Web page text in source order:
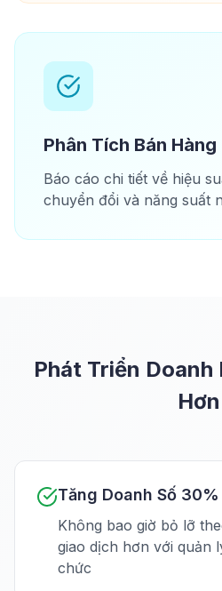
Phân Tích Bán Hàng
Báo cáo chi tiết về hiệu
chuyển đổi và năng suất
Phát Triển Doanh
Hơn
Tăng Doanh Số 30%
Không bao giờ bỏ lỡ
giao dịch hơn với quản
chức